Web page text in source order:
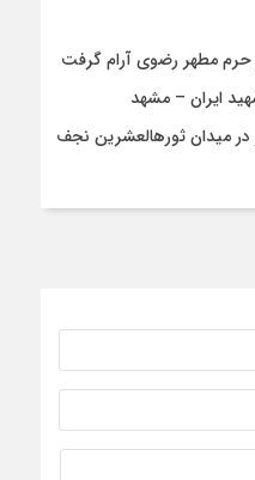
حرم مطهر رضوی آرام گرفت
ایران – مشهد
میدان ثورهالعشرین نجف